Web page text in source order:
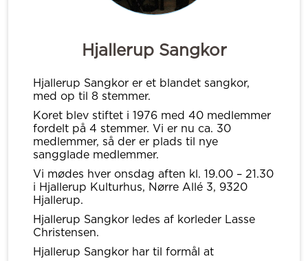
Hjallerup Sangkor
Hjallerup Sangkor er et blandet sangkor,
med op til 8 stemmer.
Koret blev stiftet i 1976 med 40 medlemmer
fordelt på 4 stemmer. Vi er nu ca. 30
medlemmer, så der er plads til nye
sangglade medlemmer.
Vi mødes hver onsdag aften kl. 19.00 – 21.30
i Hjallerup Kulturhus, Nørre Allé 3, 9320
Hjallerup.
Hjallerup Sangkor ledes af korleder Lasse
Christensen.
Hjallerup Sangkor har til formål at